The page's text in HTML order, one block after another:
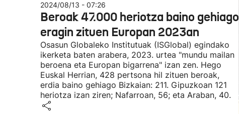
2024/08/13 - 07:26
Beroak 47.000 heriotza baino gehiago
eragin zituen Europan 2023an
Osasun Globaleko Institutuak (ISGlobal) egindako
ikerketa baten arabera, 2023. urtea "mundu mailan
beroena eta Europan bigarrena" izan zen. Hego
Euskal Herrian, 428 pertsona hil zituen beroak,
erdia baino gehiago Bizkaian: 211. Gipuzkoan 121
heriotza izan ziren; Nafarroan, 56; eta Araban, 40.